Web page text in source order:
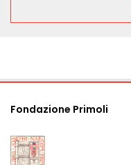
Fondazione Primoli